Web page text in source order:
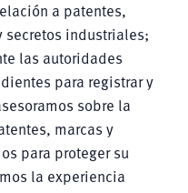
a patentes,
secretos industriales;
las autoridades
para registrar y
sobre la
marcas y
para proteger su
la experiencia